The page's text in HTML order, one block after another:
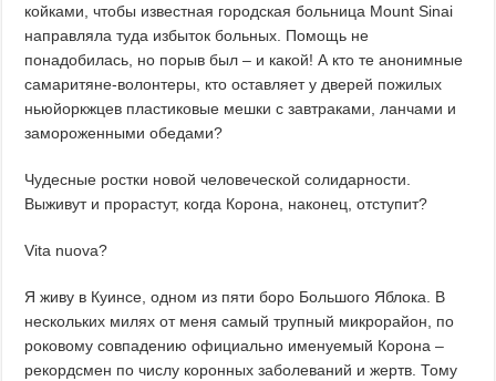
койками, чтобы известная городская больница Mount Sinai
направляла туда избыток больных. Помощь не
понадобилась, но порыв был – и какой! А кто те анонимные
самаритяне-волонтеры, кто оставляет у дверей пожилых
ньюйоркжцев пластиковые мешки с завтраками, ланчами и
замороженными обедами?
Чудесные ростки новой человеческой солидарности.
Выживут и прорастут, когда Корона, наконец, отступит?
Vita nuova?
Я живу в Куинсе, одном из пяти боро Большого Яблока. В
нескольких милях от меня самый трупный микрорайон, по
роковому совпадению официально именуемый Корона –
рекордсмен по числу коронных заболеваний и жертв. Тому